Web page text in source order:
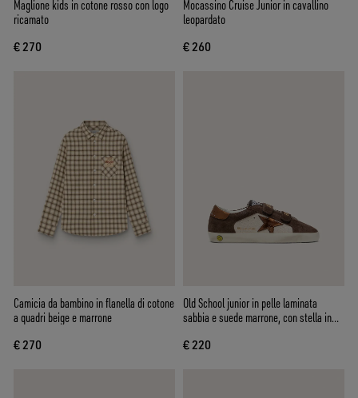
Maglione kids in cotone rosso con logo
ricamato
€ 270
Mocassino Cruise Junior in cavallino
leopardato
€ 260
Camicia da bambino in flanella di cotone
a quadri beige e marrone
€ 270
Old School junior in pelle laminata
sabbia e suede marrone, con stella in
€ 220